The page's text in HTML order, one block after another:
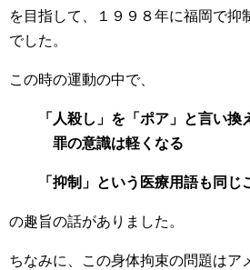
を目指して、１９９８年に福岡で抑
でした。
この時の運動の中で、
「人殺し」を「ポア」と言い換
罪の意識は軽くなる
「抑制」という医療用語も同じ
の趣旨の話がありました。
ちなみに、この身体拘束の問題はア